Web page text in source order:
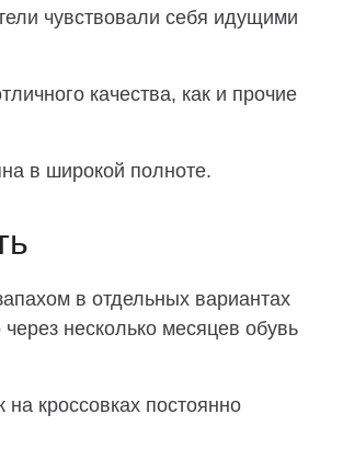
чувствовали себя идущими
качества, как и прочие
в широкой полноте.
в отдельных вариантах
несколько месяцев обувь
кроссовках постоянно